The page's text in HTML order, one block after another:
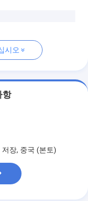
시오
항
장, 중국 (본토)